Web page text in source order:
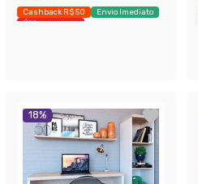
Cashback R$ 50
Envio Imediato
Últimas peças
18%